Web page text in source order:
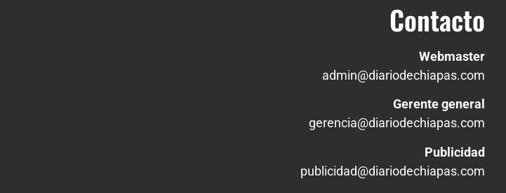
Contacto
Webmaster
admin@diariodechiapas.com
Gerente general
gerencia@diariodechiapas.com
Publicidad
publicidad@diariodechiapas.com